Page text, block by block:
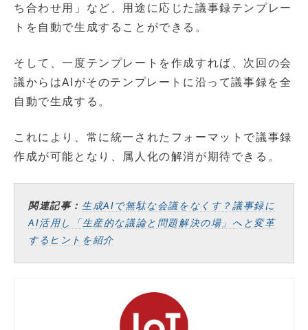
ち合わせ用」など、用途に応じた議事録テンプレー
トを自動で生成することができる。
そして、一度テンプレートを作成すれば、次回の会
議からはAIがそのテンプレートに沿って議事録を全
自動で生成する。
これにより、常に統一されたフォーマットで議事録
作成が可能となり、属人化の解消が期待できる。
関連記事： 生成AIで無駄な会議をなくす？議事録に
AI活用し「生産的な議論と問題解決の場」へと変革
するヒントを紹介